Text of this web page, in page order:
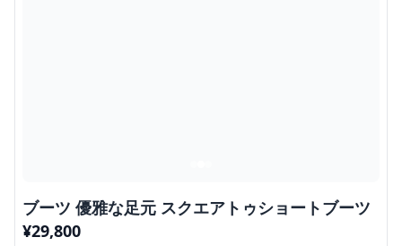
ブーツ 優雅な足元 スクエアトゥショートブーツ
¥29,800